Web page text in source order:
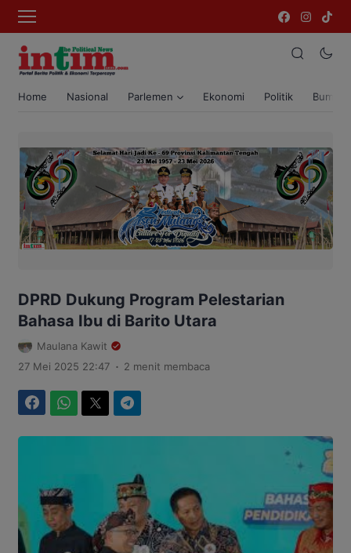
Home Nasional Parlemen Ekonomi Politik Bumi
DPRD Dukung Program Pelestarian
Bahasa Ibu di Barito Utara
Maulana Kawit
27 Mei 2025 22:47 . 2 menit membaca